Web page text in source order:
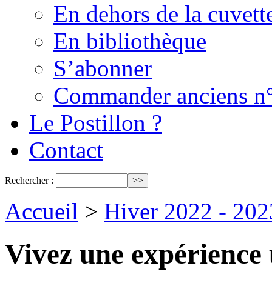
En dehors de la
En bibliothèque
S’abonner
Commander anciens
Le Postillon ?
Contact
Rechercher :
Accueil > Hiver 2022 -
Vivez une